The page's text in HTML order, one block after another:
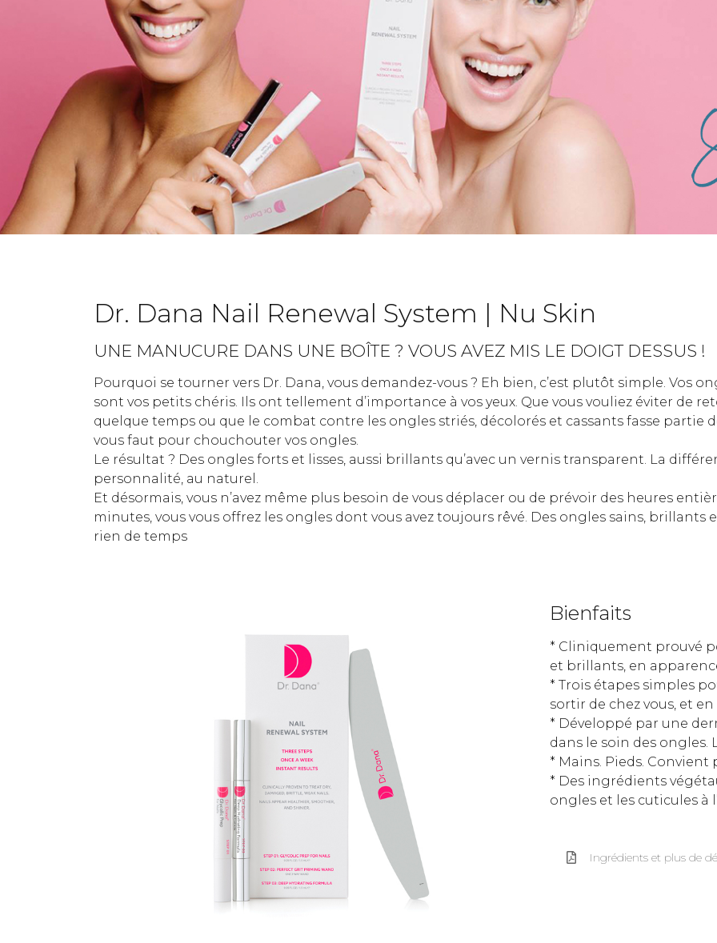
Dr. Dana Nail Renewal System | Nu Skin
UNE MANUCURE DANS UNE BOÎTE ? VOUS AVEZ MIS LE DOIGT DESSUS !
Pourquoi se tourner vers Dr. Dana, vous demandez-vous ? Eh bien, c’est plutôt simple. Vos
sont vos petits chéris. Ils ont tellement d’importance à vos yeux. Que vous vouliez éviter de
quelque temps ou que le combat contre les ongles striés, décolorés et cassants fasse partie
vous faut pour chouchouter vos ongles.
Le résultat ? Des ongles forts et lisses, aussi brillants qu’avec un vernis transparent. La
personnalité, au naturel.
Et désormais, vous n’avez même plus besoin de vous déplacer ou de prévoir des heures
minutes, vous vous offrez les ongles dont vous avez toujours rêvé. Des ongles sains, brillants
rien de temps
Bienfaits
* Cliniquement prouvé
et brillants, en
* Trois étapes simples
sortir de chez vous, et
* Développé par une
dans le soin des ongles.
* Mains. Pieds.
* Des ingrédients
ongles et les cuticules à
Ingrédients et plus de